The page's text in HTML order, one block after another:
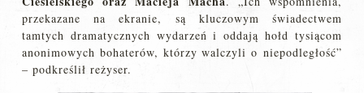
przekazane na ekranie, są kluczowym świadectwem
tamtych dramatycznych wydarzeń i oddają hołd tysiącom
anonimowych bohaterów, którzy walczyli o niepodległość”
– podkreślił reżyser.